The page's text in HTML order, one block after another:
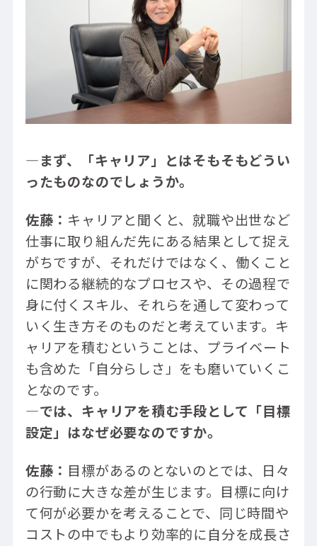
―まず、「キャリア」とはそもそもどうい
ったものなのでしょうか。
佐藤： キャリアと聞くと、就職や出世など
仕事に取り組んだ先にある結果として捉え
がちですが、それだけではなく、働くこと
に関わる継続的なプロセスや、その過程で
身に付くスキル、それらを通して変わって
いく生き方そのものだと考えています。キ
ャリアを積むということは、プライベート
も含めた「自分らしさ」をも磨いていくこ
となのです。
―では、キャリアを積む手段として「目標
設定」はなぜ必要なのですか。
佐藤： 目標があるのとないのとでは、日々
の行動に大きな差が生じます。目標に向け
て何が必要かを考えることで、同じ時間や
コストの中でもより効率的に自分を成長さ